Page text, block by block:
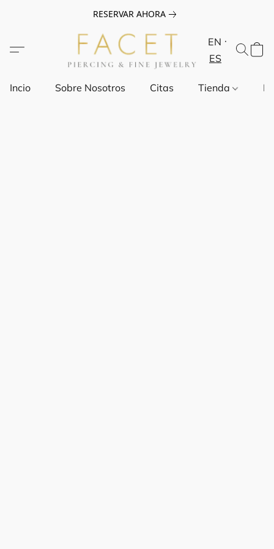
RESERVAR AHORA
EN
ES
Incio Sobre Nosotros Citas Tienda